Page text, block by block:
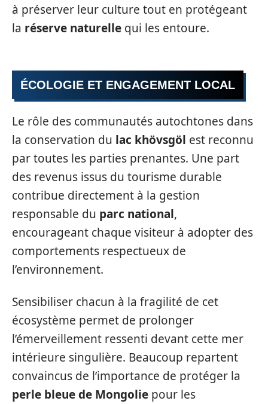
à préserver leur culture tout en protégeant
la réserve naturelle qui les entoure.
ÉCOLOGIE ET ENGAGEMENT LOCAL
Le rôle des communautés autochtones dans
la conservation du lac khövsgöl est reconnu
par toutes les parties prenantes. Une part
des revenus issus du tourisme durable
contribue directement à la gestion
responsable du parc national,
encourageant chaque visiteur à adopter des
comportements respectueux de
l’environnement.
Sensibiliser chacun à la fragilité de cet
écosystème permet de prolonger
l’émerveillement ressenti devant cette mer
intérieure singulière. Beaucoup repartent
convaincus de l’importance de protéger la
perle bleue de Mongolie pour les